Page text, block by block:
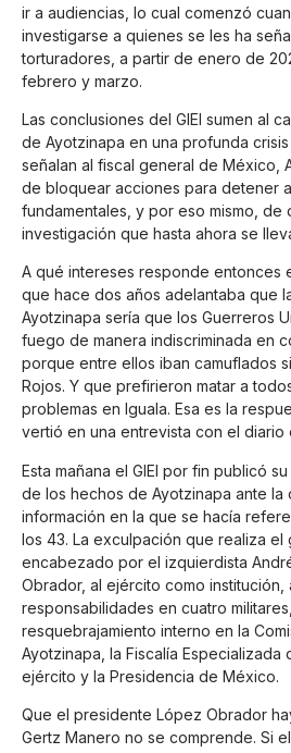
ir a audiencias, lo cual comenzó
investigarse a quienes se les ha
torturadores, a partir de enero de
febrero y marzo.
Las conclusiones del GIEI sumen al
de Ayotzinapa en una profunda
señalan al fiscal general de México,
de bloquear acciones para detener
fundamentales, y por eso mismo, de
investigación que hasta ahora se
A qué intereses responde entonces
que hace dos años adelantaba que
Ayotzinapa sería que los Guerreros
fuego de manera indiscriminada en
porque entre ellos iban camuflados
Rojos. Y que prefirieron matar a
problemas en Iguala. Esa es la
vertió en una entrevista con el diario
Esta mañana el GIEI por fin publicó
de los hechos de Ayotzinapa ante la
información en la que se hacía
los 43. La exculpación que realiza el
encabezado por el izquierdista
Obrador, al ejército como institución,
responsabilidades en cuatro
resquebrajamiento interno en la
Ayotzinapa, la Fiscalía Especializada
ejército y la Presidencia de México.
Que el presidente López Obrador
Gertz Manero no se comprende. Si